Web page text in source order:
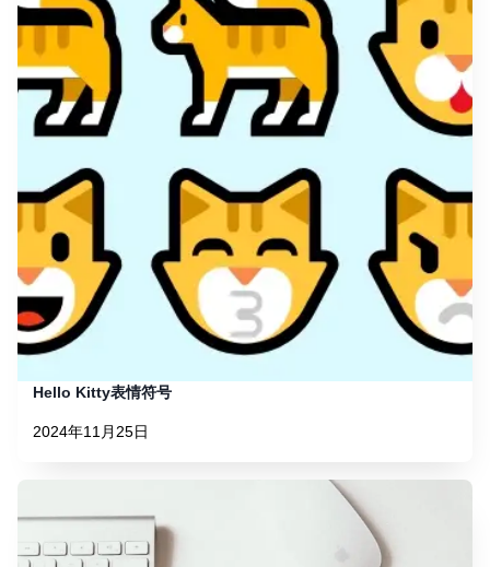
Hello Kitty表情符号
2024年11月25日